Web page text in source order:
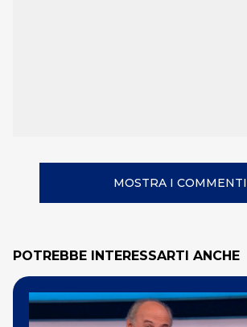
MOSTRA I COMMENTI
POTREBBE INTERESSARTI ANCHE